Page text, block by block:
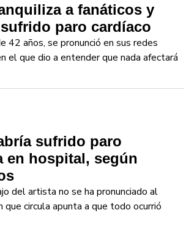
a fanáticos y
paro cardíaco
42 años, se pronunció en sus redes
el que dio a entender que nada afectará
sufrido paro
en hospital, según
del artista no se ha pronunciado al
circula apunta a que todo ocurrió